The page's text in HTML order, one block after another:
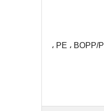
مناسب برای مواد ترکیبی قابل مهر و موم حرارتی مانند کاغذ/PE ، سلفون/PE ، فویل آلومینیومی/PE ، BOPP/PE ،